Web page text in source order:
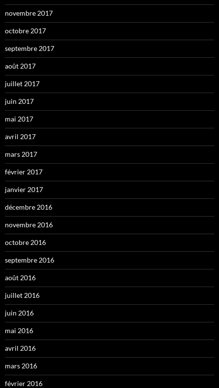
novembre 2017
octobre 2017
septembre 2017
août 2017
juillet 2017
juin 2017
mai 2017
avril 2017
mars 2017
février 2017
janvier 2017
décembre 2016
novembre 2016
octobre 2016
septembre 2016
août 2016
juillet 2016
juin 2016
mai 2016
avril 2016
mars 2016
février 2016